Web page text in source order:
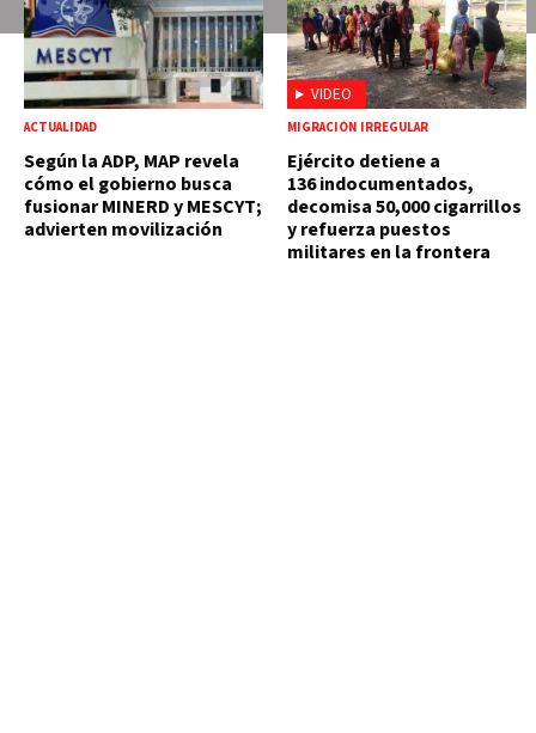
ACTUALIDAD
Según la ADP, MAP revela
cómo el gobierno busca
fusionar MINERD y MESCYT;
advierten movilización
VIDEO
MIGRACIÓN IRREGULAR
Ejército detiene a
136 indocumentados,
decomisa 50,000 cigarrillos
y refuerza puestos
militares en la frontera